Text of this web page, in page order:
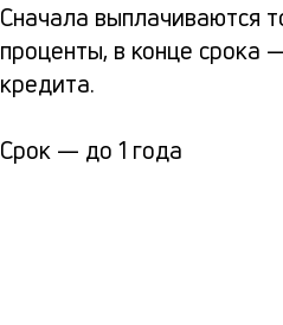
Сначала выплачиваются
проценты, в конце срока
кредита.
Срок — до 1 года